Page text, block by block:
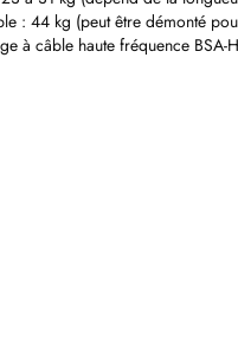
: 44 kg (peut être démonté
à câble haute fréquence